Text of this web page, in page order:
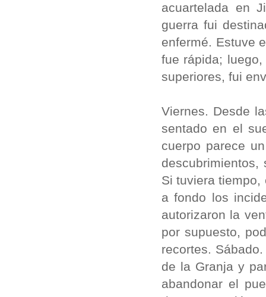
acuartelada en
guerra fui
enfermé. Estuve
fue rápida;
superiores, fui
Viernes. Desde
sentado en el
cuerpo parece
descubrimientos,
Si tuviera
a fondo los
autorizaron la
por supuesto,
recortes.
de la Granja y
abandonar el